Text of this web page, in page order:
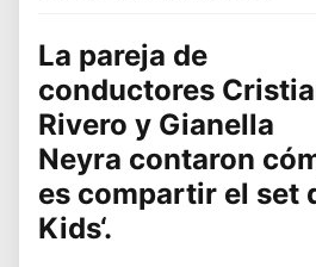
La pareja de
conductores
Rivero y Gianella
Neyra contaron
es compartir el set
Kids‘.